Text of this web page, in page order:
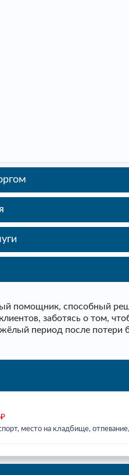
помощник, способный
заботясь о том,
период после потери
место на кладбище,